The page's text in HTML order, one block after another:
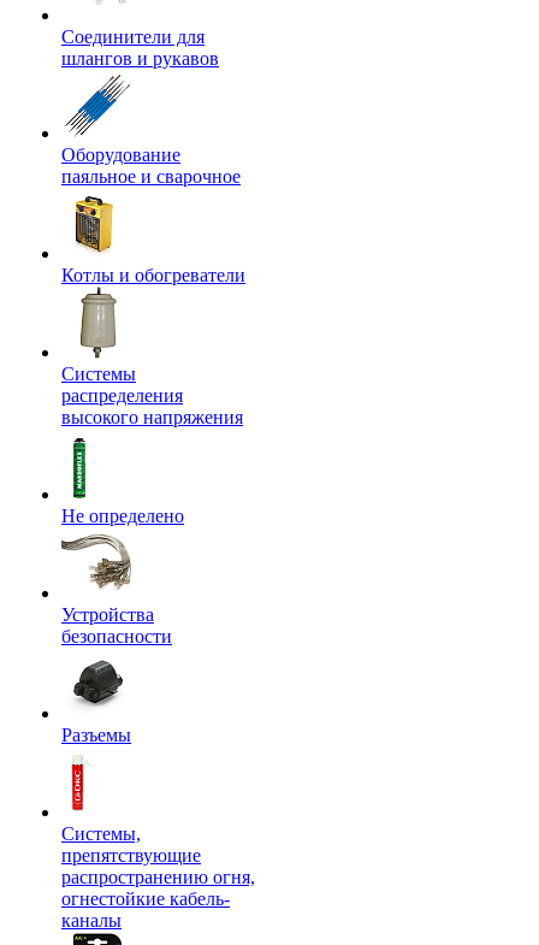
Соединители для
шлангов и рукавов
Оборудование
паяльное и сварочное
Котлы и обогреватели
Системы
распределения
высокого напряжения
Не определено
Устройства
безопасности
Разъемы
Системы,
препятствующие
распространению огня,
огнестойкие кабель-
каналы